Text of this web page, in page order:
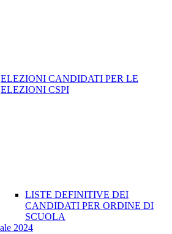
ELEZIONI CANDIDATI PER LE
ELEZIONI CSPI
LISTE DEFINITIVE DEI
CANDIDATI PER ORDINE DI
SCUOLA
2024